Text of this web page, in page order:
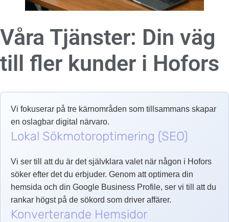
Våra Tjänster: Din väg
till fler kunder i Hofors
Vi fokuserar på tre kärnområden som tillsammans skapar
en oslagbar digital närvaro.
Lokal Sökmotoroptimering (SEO)
Vi ser till att du är det självklara valet när någon i Hofors
söker efter det du erbjuder. Genom att optimera din
hemsida och din Google Business Profile, ser vi till att du
rankar högst på de sökord som driver affärer.
Konverterande Hemsidor